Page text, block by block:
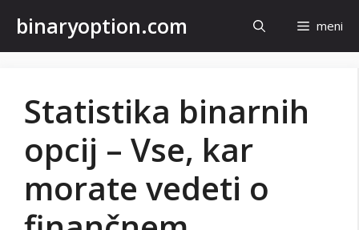
vsebino
binaryoption.com meni
Statistika binarnih
opcij – Vse, kar
morate vedeti o